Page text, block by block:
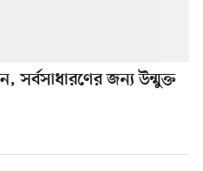
সর্বসাধারণের জন্য উন্মুক্ত